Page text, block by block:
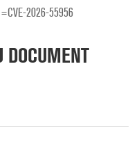
2026-55956
DOCUMENT